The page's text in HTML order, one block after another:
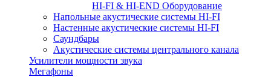
HI-FI & HI-END Оборудование
Напольные акустические системы HI-FI
Настенные акустические системы HI-FI
Саундбары
Акустические системы центрального канала
Усилители мощности звука
Мегафоны